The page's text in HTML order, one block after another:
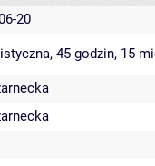
20
45 godzin, 15